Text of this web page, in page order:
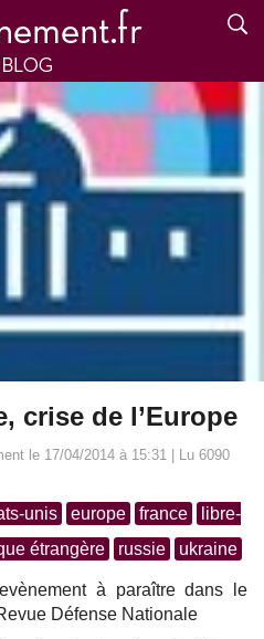
crise de l’Europe
le 17/04/2014 à 15:31 | Lu 6090
unis europe france
libre-
étrangère russie ukraine
à paraître dans le
Défense Nationale